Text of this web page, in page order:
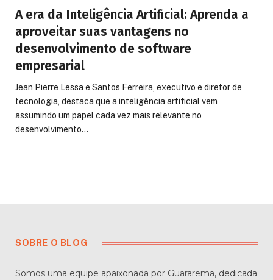
A era da Inteligência Artificial: Aprenda a
aproveitar suas vantagens no
desenvolvimento de software
empresarial
Jean Pierre Lessa e Santos Ferreira, executivo e diretor de
tecnologia, destaca que a inteligência artificial vem
assumindo um papel cada vez mais relevante no
desenvolvimento…
SOBRE O BLOG
Somos uma equipe apaixonada por Guararema, dedicada